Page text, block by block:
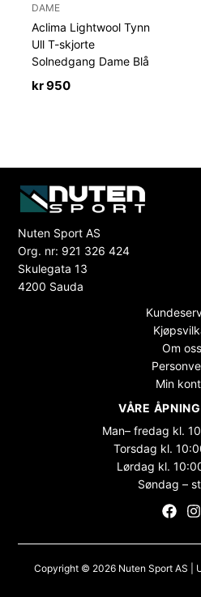
DAME
Aclima Lightwool Tynn
Ull T-skjorte
Solnedgang Dame Blå
kr950
Nuten Sport AS
Org. nr: 921 326 424
Skulegata 13
4200 Sauda
Om oss
Min
VÅRE
Man– fredag kl.
Torsdag kl.
Lørdag kl.
Søndag –
Copyright © 2026 Nuten Sport AS |